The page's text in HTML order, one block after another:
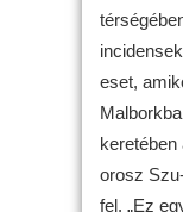
eset,
keretében
orosz
fel. „Ez